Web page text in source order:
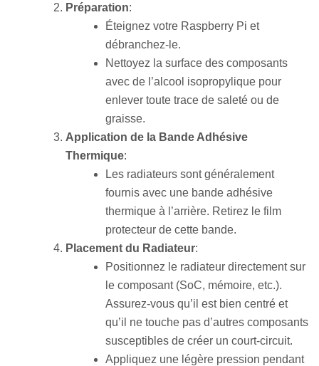
Préparation:
Éteignez votre Raspberry Pi et
débranchez-le.
Nettoyez la surface des composants
avec de l’alcool isopropylique pour
enlever toute trace de saleté ou de
graisse.
Application de la Bande Adhésive
Thermique:
Les radiateurs sont généralement
fournis avec une bande adhésive
thermique à l’arrière. Retirez le film
protecteur de cette bande.
Placement du Radiateur:
Positionnez le radiateur directement sur
le composant (SoC, mémoire, etc.).
Assurez-vous qu’il est bien centré et
qu’il ne touche pas d’autres composants
susceptibles de créer un court-circuit.
Appliquez une légère pression pendant